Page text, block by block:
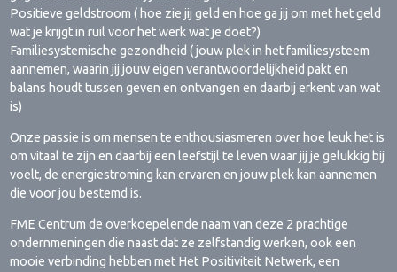
Positieve geldstroom ( hoe zie jij geld en hoe ga jij om met het geld
wat je krijgt in ruil voor het werk wat je doet?)
Familiesystemische gezondheid ( jouw plek in het familiesysteem
aannemen, waarin jij jouw eigen verantwoordelijkheid pakt en
balans houdt tussen geven en ontvangen en daarbij erkent van wat
is)
Onze passie is om mensen te enthousiasmeren over hoe leuk het is
om vitaal te zijn en daarbij een leefstijl te leven waar jij je gelukkig bij
voelt, de energiestroming kan ervaren en jouw plek kan aannemen
die voor jou bestemd is.
FME Centrum de overkoepelende naam van deze 2 prachtige
ondernmeningen die naast dat ze zelfstandig werken, ook een
mooie verbinding hebben met Het Positiviteit Netwerk, een